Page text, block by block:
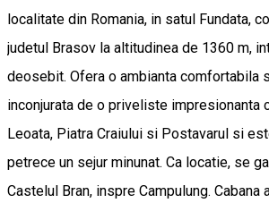
localitate din Romania, in satul Fundata,
judetul Brasov la altitudinea de 1360 m,
deosebit. Ofera o ambianta comfortabila
inconjurata de o priveliste impresionanta
Leoata, Piatra Craiului si Postavarul si
petrece un sejur minunat. Ca locatie, se
Castelul Bran, inspre Campulung. Cabana